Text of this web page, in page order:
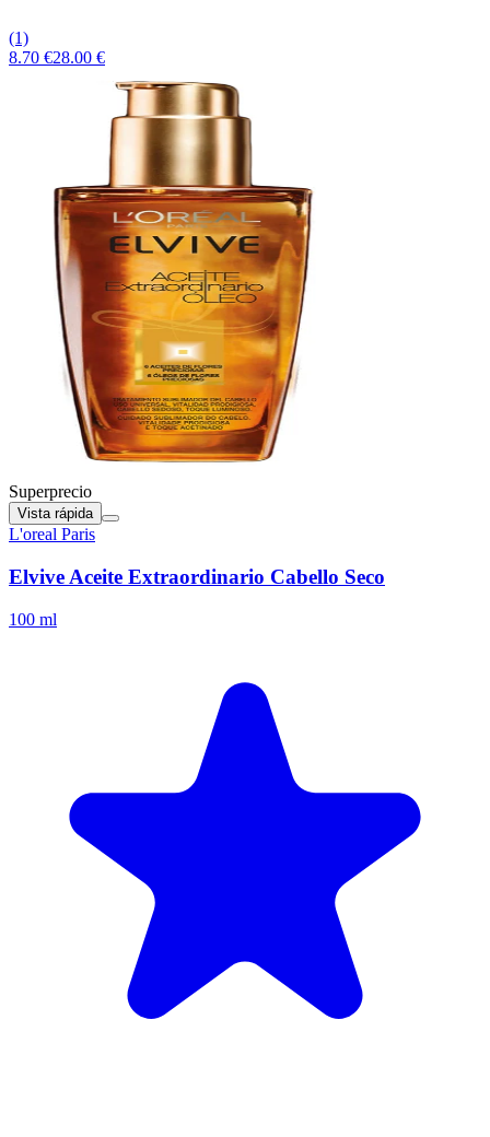
(1)
8.70 €28.00 €
Superprecio
Vista rápida
L'oreal Paris
Elvive Aceite Extraordinario Cabello Seco
100 ml